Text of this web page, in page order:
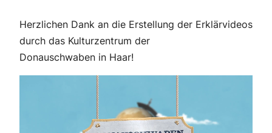
Herzlichen Dank an die Erstellung der Erklärvideos
durch das Kulturzentrum der
Donauschwaben in Haar!